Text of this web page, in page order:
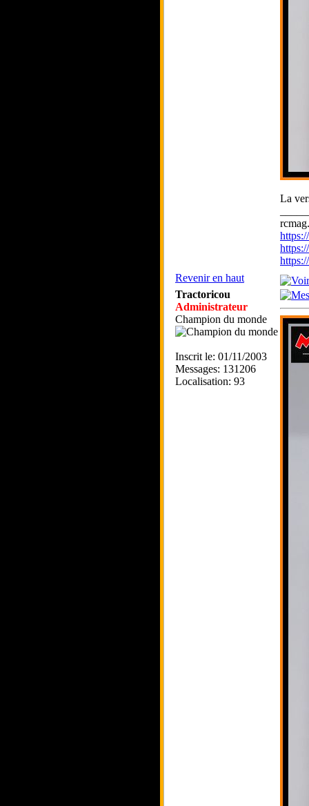
La
Revenir en haut
Tractoricou
Administrateur
Champion du monde
Inscrit le: 01/11/2003
Messages: 131206
Localisation: 93